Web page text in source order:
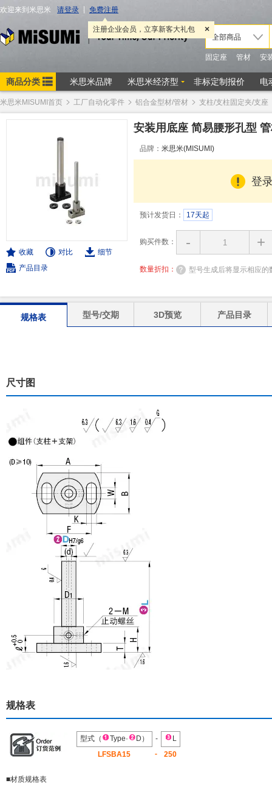
米思米MISUMI首页 工厂自动化零件 铝合金型材/管材 支柱/支柱固定夹/支座
收藏 对比
细节
产品目录
安装用底座 简易腰形孔型
品牌： 米思米(MISUMI)
登
预计发货日： 17天起
购买件数： - +
数量折扣： 型号生成后将显示相应的
规格表 型号/交期 3D预览 产品目录
尺寸图
规格表
型式（ Type· D） -
L
LFSBA15
- 250
■材质规格表